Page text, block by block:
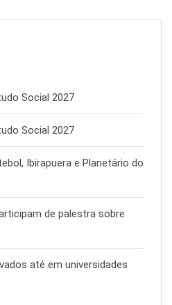
Social 2027
Social 2027
Ibirapuera e Planetário do
de palestra sobre
até em universidades